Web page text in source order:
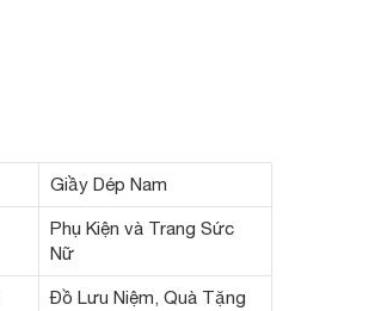
Giầy Dép Nam
Phụ Kiện và Trang Sức
Nữ
Đồ Lưu Niệm, Quà Tặng